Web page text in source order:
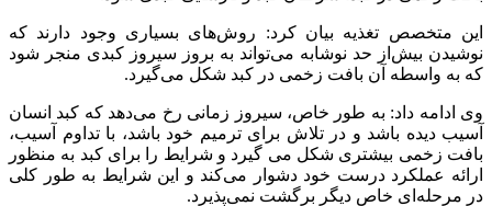
این متخصص تغذیه بیان کرد: روش‌های بسیاری وجود دارند که
نوشیدن بیش‌از حد نوشابه می‌تواند به بروز سیروز کبدی منجر شود
که به واسطه آن بافت زخمی در کبد شکل می‌گیرد.
وی ادامه داد: به طور خاص، سیروز زمانی رخ می‌دهد که کبد انسان
آسیب دیده باشد و در تلاش برای ترمیم خود باشد، با تداوم آسیب،
بافت زخمی بیشتری شکل می گیرد و شرایط را برای کبد به منظور
ارائه عملکرد درست خود دشوار می‌کند و این شرایط به طور کلی
در مرحله‌ای خاص دیگر برگشت نمی‌پذیرد.